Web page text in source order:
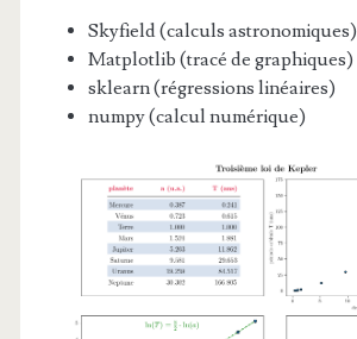
Skyfield (calculs astronomiques)
Matplotlib (tracé de graphiques)
sklearn (régressions linéaires)
numpy (calcul numérique)